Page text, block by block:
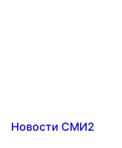
Новости СМИ2